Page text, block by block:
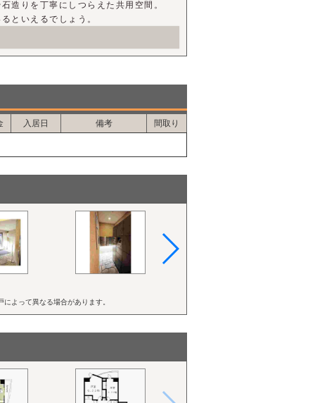
造りを丁寧にしつらえた共用空間。
といえるでしょう。
間を創出。
入居日 備考 間取り
よって異なる場合があります。